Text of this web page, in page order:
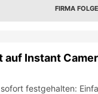
FIRMA
auf Instant
festgehalten: